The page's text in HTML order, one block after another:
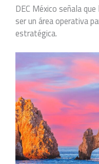
DEC México señala
ser un área operativa
estratégica.